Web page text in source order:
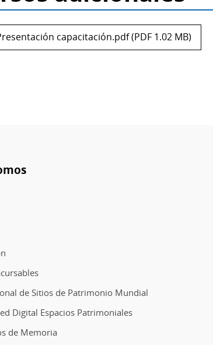
capacitación.pdf (PDF 1.02 MB)
de Sitios de Patrimonio Mundial
Digital Espacios Patrimoniales
de Memoria